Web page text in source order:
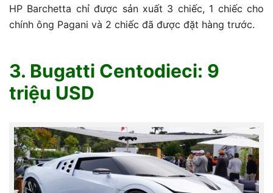
HP Barchetta chỉ được sản xuất 3 chiếc, 1 chiếc cho
chính ông Pagani và 2 chiếc đã được đặt hàng trước.
3. Bugatti Centodieci: 9
triệu USD